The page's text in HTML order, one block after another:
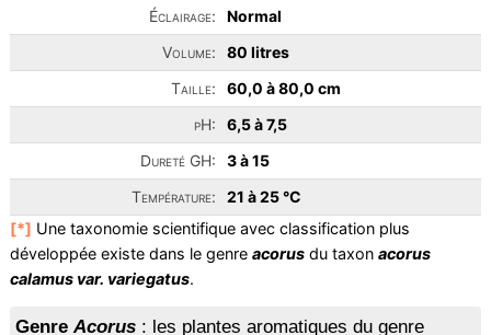
Éclairage:
Normal
Volume:
80 litres
Taille:
60,0 à 80,0 cm
pH:
6,5 à 7,5
Dureté GH:
3 à 15
Température:
21 à 25 °C
[*] Une taxonomie scientifique avec classification plus
développée existe dans le genre acorusdu taxon acorus
calamus var. variegatus.
GenreAcorus: les plantes aromatiques du genre